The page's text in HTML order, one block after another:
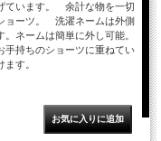
ています。 余計な物を一切
ョーツ。 洗濯ネームは外側
ネームは簡単に外し可能。
手持ちのショーツに重ねてい
す。